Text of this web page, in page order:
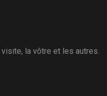
la vôtre et les autres.